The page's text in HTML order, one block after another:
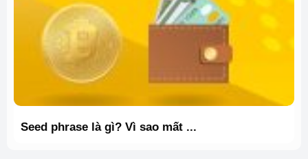
Seed phrase là gì? Vì sao mất ...